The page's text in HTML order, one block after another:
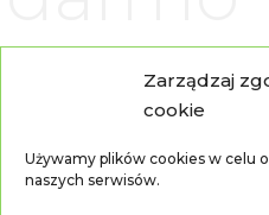
Zarządzaj
cookie
Używamy plików cookies w celu
naszych serwisów.
książki!
maj 20, 2025